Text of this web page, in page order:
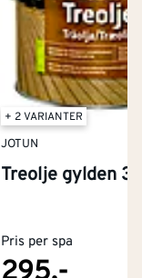
+ 2 VARIANTER
JOTUN
Treolje gylden 3
Pris per spa